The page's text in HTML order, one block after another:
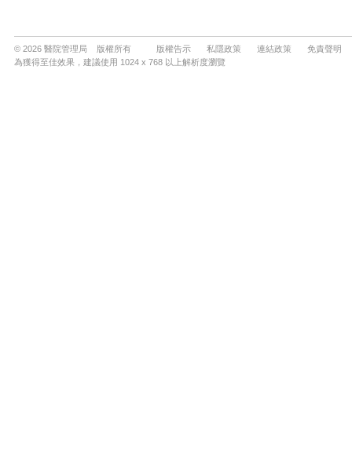
© 2026 醫院管理局 版權所有 版權告示 私隱政策 連結政策
免責聲明
為獲得至佳效果，建議使用 1024 x 768 以上解析度瀏覽